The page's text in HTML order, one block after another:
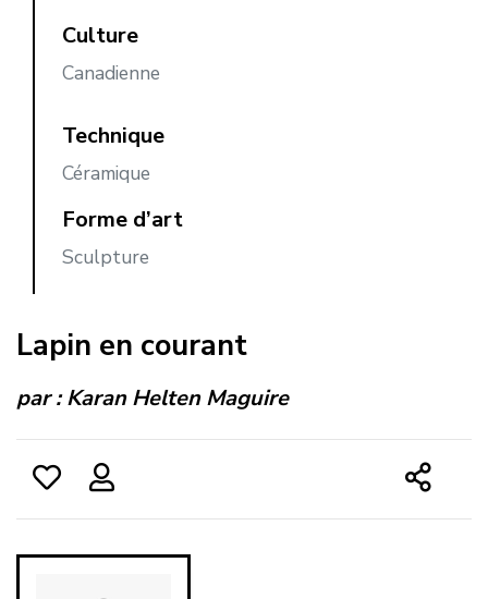
Culture
Canadienne
Technique
Céramique
Forme d’art
Sculpture
Lapin en courant
par :Karan Helten Maguire